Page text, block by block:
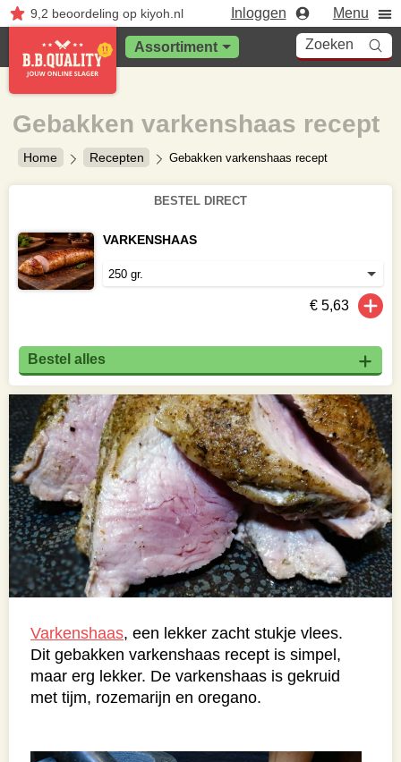
9,2 beoordelingop kiyoh.nl Inloggen Menu
Assortiment Zoeken
Home Recepten Gebakken varkenshaas recept
Gebakken varkenshaas recept
Varkenshaas, een lekker zacht stukje vlees.
Dit gebakken varkenshaas recept is simpel,
maar erg lekker. De varkenshaas is gekruid
met tijm, rozemarijn en oregano.
BESTEL DIRECT
VARKENSHAAS
€ 5,63
Bestel alles